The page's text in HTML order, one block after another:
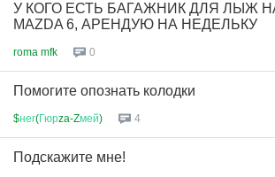
У КОГО ЕСТЬ БАГАЖНИК ДЛЯ ЛЫЖ
MAZDA 6, АРЕНДУЮ НА НЕДЕЛЬКУ
roma mfk 0
Помогите опознать колодки
$нег(Гюрza-Zмей) 4
Подскажите мне!